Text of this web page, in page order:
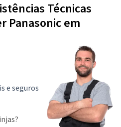
Técnicas
Panasonic em
e seguros